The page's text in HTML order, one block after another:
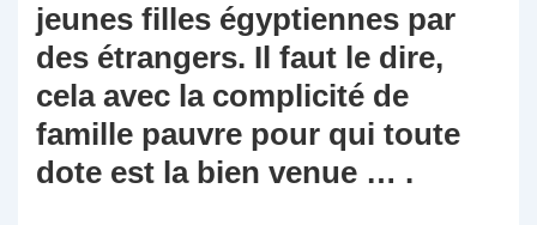
jeunes filles égyptiennes par
des étrangers. Il faut le dire,
cela avec la complicité de
famille pauvre pour qui toute
dote est la bien venue … .